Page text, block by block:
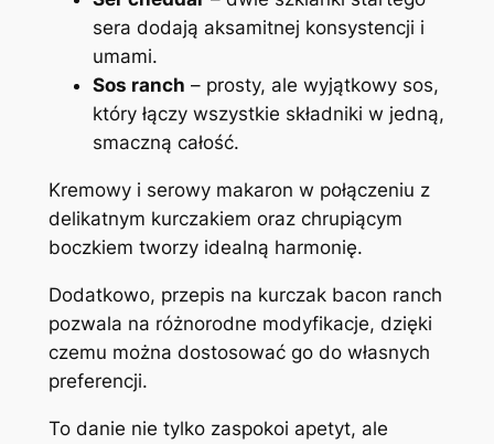
sera dodają aksamitnej konsystencji i
umami.
Sos ranch – prosty, ale wyjątkowy sos,
który łączy wszystkie składniki w jedną,
smaczną całość.
Kremowy i serowy makaron w połączeniu z
delikatnym kurczakiem oraz chrupiącym
boczkiem tworzy idealną harmonię.
Dodatkowo, przepis na kurczak bacon ranch
pozwala na różnorodne modyfikacje, dzięki
czemu można dostosować go do własnych
preferencji.
To danie nie tylko zaspokoi apetyt, ale